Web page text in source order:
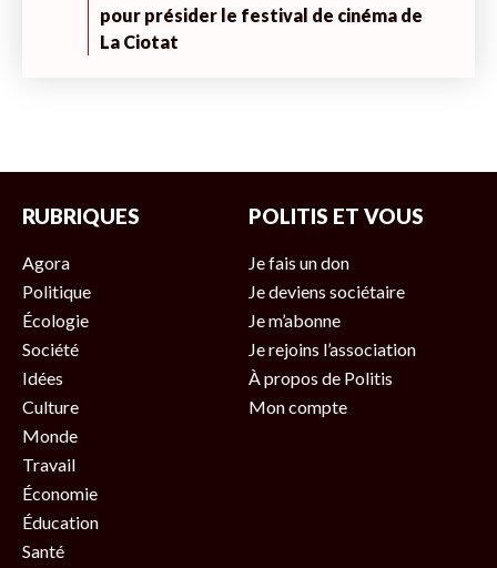
pour présider le festival de cinéma de
La Ciotat
RUBRIQUES
Agora
Politique
Écologie
Société
Idées
Culture
Monde
Travail
Économie
Éducation
Santé
POLITIS ET VOUS
Je fais un don
Je deviens sociétaire
Je m’abonne
Je rejoins l’association
À propos de Politis
Mon compte